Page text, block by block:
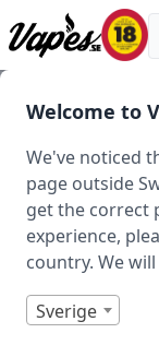
Welcome to
We've noticed
page outside
get the correct
experience,
country. We
Sverige
Vapes.se
E-cigarett
Rev
Freeze
vape)
Art.nr: 43596
I lager